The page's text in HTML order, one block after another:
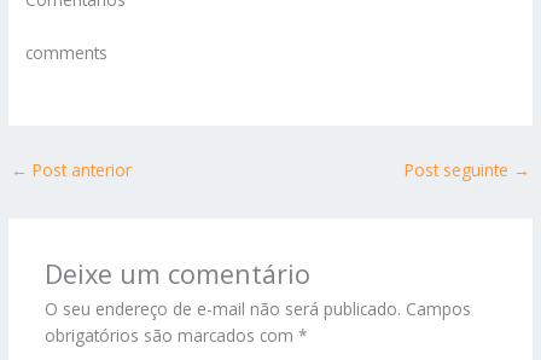
comments
← Post anterior Post seguinte →
Deixe um comentário
O seu endereço de e-mail não será publicado. Campos
obrigatórios são marcados com *